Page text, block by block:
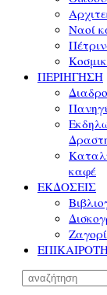
Ναοί
ΠΕΡΙΗΓΗΣΗ
καφέ
ΕΚΔΟΣΕΙΣ